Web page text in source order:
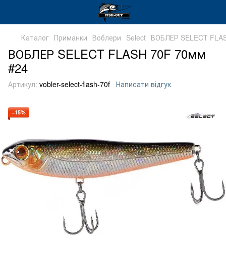
Каталог Приманки Воблери Select ВОБЛЕР SELECT
ВОБЛЕР SELECT FLASH 70F 70мм
#24
Артикул: vobler-select-flash-70f Написати відгук
−15%